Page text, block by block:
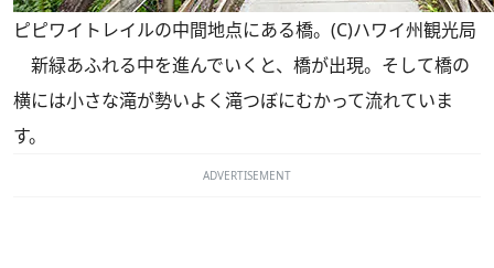
ピピワイトレイルの中間地点にある橋。(C)ハワイ州観光局
新緑あふれる中を進んでいくと、橋が出現。そして橋の
横には小さな滝が勢いよく滝つぼにむかって流れていま
す。
ADVERTISEMENT